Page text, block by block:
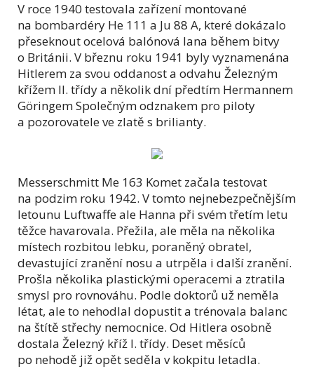
V roce 1940 testovala zařízení montované
na bombardéry He 111 a Ju 88 A, které dokázalo
přeseknout ocelová balónová lana během bitvy
o Británii. V březnu roku 1941 byly vyznamenána
Hitlerem za svou oddanost a odvahu Železným
křížem II. třídy a několik dní předtím Hermannem
Göringem Společným odznakem pro piloty
a pozorovatele ve zlatě s brilianty.
Messerschmitt Me 163 Komet začala testovat
na podzim roku 1942. V tomto nejnebezpečnějším
letounu Luftwaffe ale Hanna při svém třetím letu
těžce havarovala. Přežila, ale měla na několika
místech rozbitou lebku, poraněný obratel,
devastující zranění nosu a utrpěla i další zranění.
Prošla několika plastickými operacemi a ztratila
smysl pro rovnováhu. Podle doktorů už neměla
létat, ale to nehodlal dopustit a trénovala balanc
na štítě střechy nemocnice. Od Hitlera osobně
dostala Železný kříž I. třídy. Deset měsíců
po nehodě již opět seděla v kokpitu letadla.